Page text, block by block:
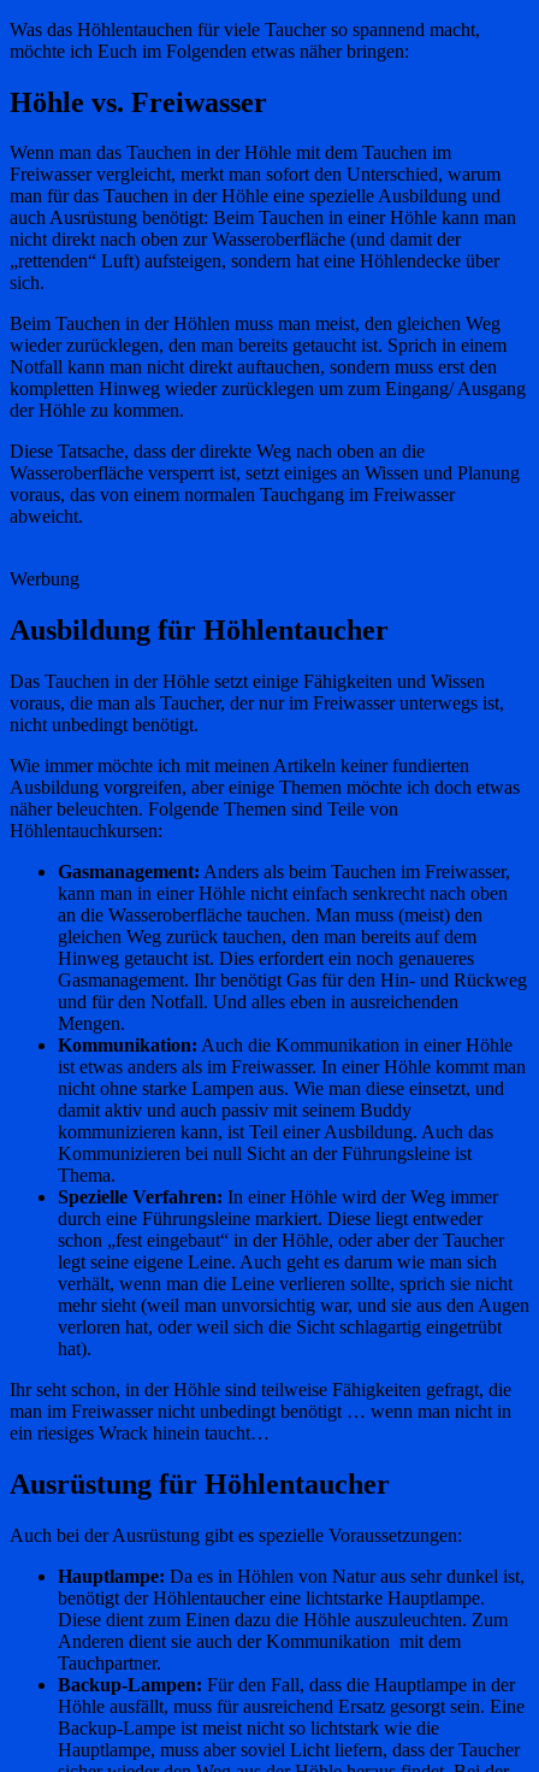
Was das Höhlentauchen für viele Taucher so spannend macht,
möchte ich Euch im Folgenden etwas näher bringen:
Höhle vs. Freiwasser
Wenn man das Tauchen in der Höhle mit dem Tauchen im
Freiwasser vergleicht, merkt man sofort den Unterschied, warum
man für das Tauchen in der Höhle eine spezielle Ausbildung und
auch Ausrüstung benötigt: Beim Tauchen in einer Höhle kann man
nicht direkt nach oben zur Wasseroberfläche (und damit der
„rettenden“ Luft) aufsteigen, sondern hat eine Höhlendecke über
sich.
Beim Tauchen in der Höhlen muss man meist, den gleichen Weg
wieder zurücklegen, den man bereits getaucht ist. Sprich in einem
Notfall kann man nicht direkt auftauchen, sondern muss erst den
kompletten Hinweg wieder zurücklegen um zum Eingang/ Ausgang
der Höhle zu kommen.
Diese Tatsache, dass der direkte Weg nach oben an die
Wasseroberfläche versperrt ist, setzt einiges an Wissen und Planung
voraus, das von einem normalen Tauchgang im Freiwasser
abweicht.
Werbung
Ausbildung für Höhlentaucher
Das Tauchen in der Höhle setzt einige Fähigkeiten und Wissen
voraus, die man als Taucher, der nur im Freiwasser unterwegs ist,
nicht unbedingt benötigt.
Wie immer möchte ich mit meinen Artikeln keiner fundierten
Ausbildung vorgreifen, aber einige Themen möchte ich doch etwas
näher beleuchten. Folgende Themen sind Teile von
Höhlentauchkursen:
Gasmanagement: Anders als beim Tauchen im Freiwasser,
kann man in einer Höhle nicht einfach senkrecht nach oben
an die Wasseroberfläche tauchen. Man muss (meist) den
gleichen Weg zurück tauchen, den man bereits auf dem
Hinweg getaucht ist. Dies erfordert ein noch genaueres
Gasmanagement. Ihr benötigt Gas für den Hin- und Rückweg
und für den Notfall. Und alles eben in ausreichenden
Mengen.
Kommunikation: Auch die Kommunikation in einer Höhle
ist etwas anders als im Freiwasser. In einer Höhle kommt man
nicht ohne starke Lampen aus. Wie man diese einsetzt, und
damit aktiv und auch passiv mit seinem Buddy
kommunizieren kann, ist Teil einer Ausbildung. Auch das
Kommunizieren bei null Sicht an der Führungsleine ist
Thema.
Spezielle Verfahren: In einer Höhle wird der Weg immer
durch eine Führungsleine markiert. Diese liegt entweder
schon „fest eingebaut“ in der Höhle, oder aber der Taucher
legt seine eigene Leine. Auch geht es darum wie man sich
verhält, wenn man die Leine verlieren sollte, sprich sie nicht
mehr sieht (weil man unvorsichtig war, und sie aus den Augen
verloren hat, oder weil sich die Sicht schlagartig eingetrübt
hat).
Ihr seht schon, in der Höhle sind teilweise Fähigkeiten gefragt, die
man im Freiwasser nicht unbedingt benötigt … wenn man nicht in
ein riesiges Wrack hinein taucht…
Ausrüstung für Höhlentaucher
Auch bei der Ausrüstung gibt es spezielle Voraussetzungen:
Hauptlampe: Da es in Höhlen von Natur aus sehr dunkel ist,
benötigt der Höhlentaucher eine lichtstarke Hauptlampe.
Diese dient zum Einen dazu die Höhle auszuleuchten. Zum
Anderen dient sie auch der Kommunikation mit dem
Tauchpartner.
Backup-Lampen: Für den Fall, dass die Hauptlampe in der
Höhle ausfällt, muss für ausreichend Ersatz gesorgt sein. Eine
Backup-Lampe ist meist nicht so lichtstark wie die
Hauptlampe, muss aber soviel Licht liefern, dass der Taucher